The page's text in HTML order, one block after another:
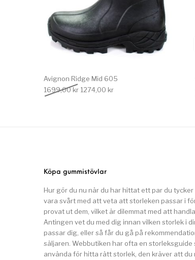
Avignon Ridge Mid 605
1699,00kr Det ursprungliga priset var:
1274,00 krDet nuvarande priset är:
Köpa gummistövlar
Hur gör du nu när du har hittat ett par du tycker
vara svårt med att veta att storleken passar i
provat ut dem, vilket är dilemmat med att
Antingen vet du med dig innan vilken storlek i
passar dig, eller så får du gå på
säljaren. Webbutiken har ofta en storleksguide
använda för hitta rätt storlek, den kräver att du